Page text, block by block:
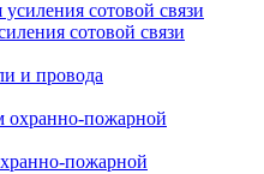
сотовой связи
и провода
пожарной